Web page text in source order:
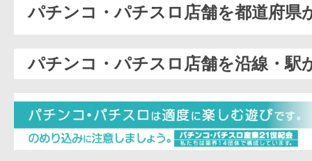
パチンコ・パチスロ店舗を都道府県
パチンコ・パチスロ店舗を沿線・駅